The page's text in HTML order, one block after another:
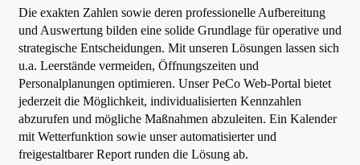
Die exakten Zahlen sowie deren professionelle Aufbereitung
und Auswertung bilden eine solide Grundlage für operative und
strategische Entscheidungen. Mit unseren Lösungen lassen sich
u.a. Leerstände vermeiden, Öffnungszeiten und
Personalplanungen optimieren. Unser PeCo Web-Portal bietet
jederzeit die Möglichkeit, individualisierten Kennzahlen
abzurufen und mögliche Maßnahmen abzuleiten. Ein Kalender
mit Wetterfunktion sowie unser automatisierter und
freigestaltbarer Report runden die Lösung ab.